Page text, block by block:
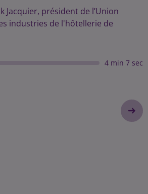
Jacquier, président de l’Union
industries de l'hôtellerie de
4 min 7 sec